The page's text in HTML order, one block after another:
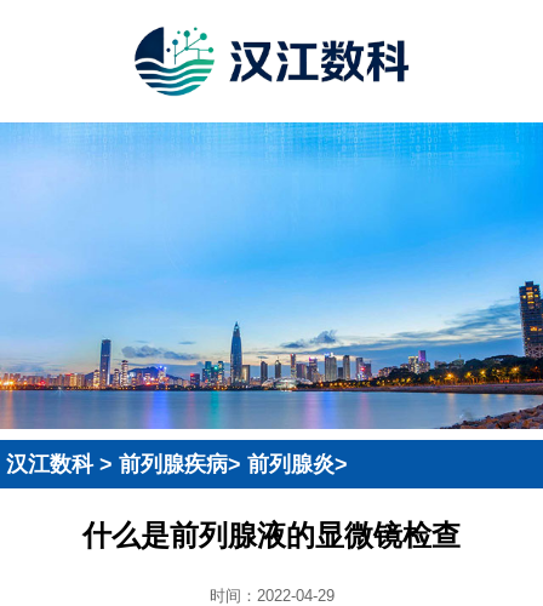
汉江数科>前列腺疾病>前列腺炎>
什么是前列腺液的显微镜检查
时间：2022-04-29